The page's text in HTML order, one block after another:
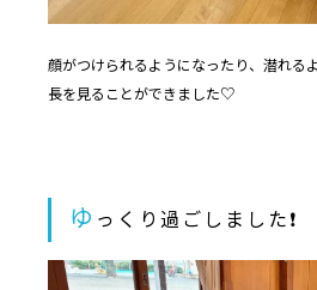
顔がつけられるようになったり、潜れる
長を見ることができました♡
ゆ っくり過ごしました❗️